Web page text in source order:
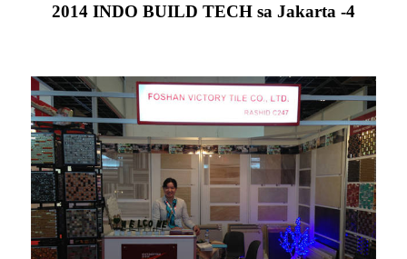
2014 INDO BUILD TECH sa Jakarta -4